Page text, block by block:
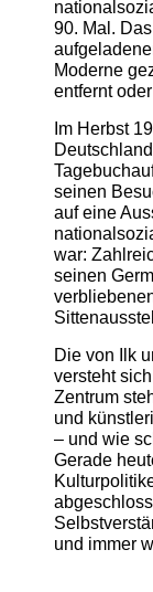
90. Mal.
Moderne
entfernt
Im Herbst
seinen
auf eine
war:
seinen
Die von Ilk
versteht
Zentrum
und
– und wie
Gerade
und immer